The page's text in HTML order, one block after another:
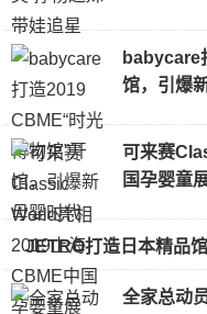
babycare
馆，引爆
可来赛
国孕婴童
JETRO打造日本精品
全家总动